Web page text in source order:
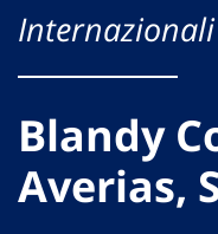
Internazionali
Blandy
Averias,